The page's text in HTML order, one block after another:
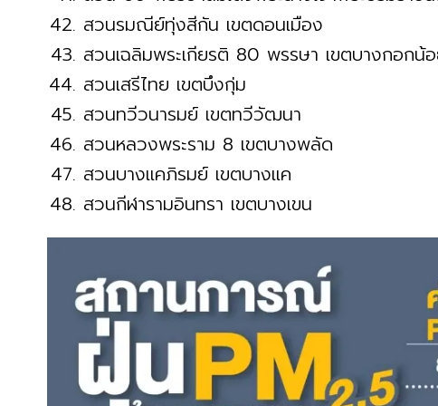
สวนรมณีย์ทุ่งสีกัน เขตดอนเมือง
สวนเฉลิมพระเกียรติ 80 พรรษา เขตบางกอกน้
สวนเสรีไทย เขตบึงกุ่ม
สวนทวีวนารมย์ เขตทวีวัฒนา
สวนหลวงพระราม 8 เขตบางพลัด
สวนบางแคภิรมย์ เขตบางแค
สวนกีฬารามอินทรา เขตบางเขน